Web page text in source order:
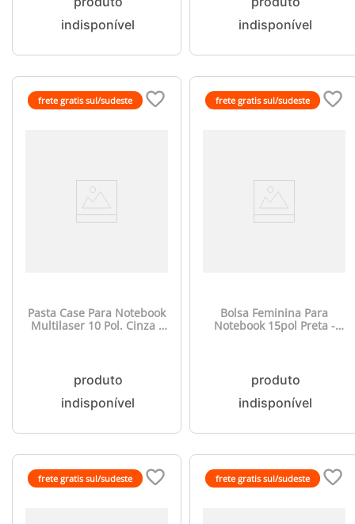
frete gratis sul/sudeste
Pasta Case Para Notebook
Multilaser 10 Pol. Cinza -
frete gratis sul/sudeste
Bolsa Feminina Para
Notebook 15pol Preta -
frete gratis sul/sudeste frete gratis sul/sudeste